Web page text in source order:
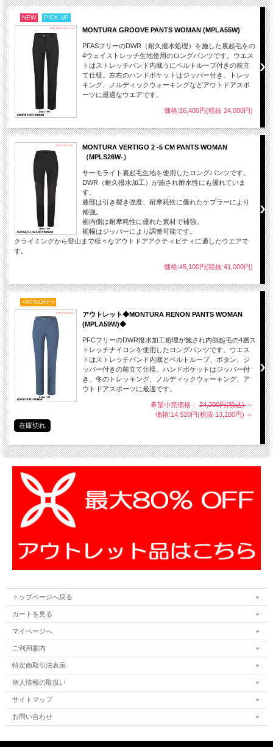
NEW PICK UP
MONTURA GROOVE PANTS WOMAN (MPLA55W)
PFASフリーのDWR（耐久撥水処理）を施した裏起毛をの
4ウェイストレッチ生地使用のロングパンツです。ウエス
トはストレッチバンド内蔵うにベルトループ付きの前立
て仕様。左右のハンドポケットはジッパー付き。トレッ
キング、ノルディックウォーキングなどアウトドアスポ
ーツに最適なウエアです。
価格:26,400円(税抜 24,000円)
MONTURA VERTIGO 2 -5 CM PANTS WOMAN
（MPLS26W-）
サーモライト裏起毛生地を使用したロングパンツです。
DWR（耐久撥水加工）が施され耐水性にも優れていま
す。
膝部は引き裂き強度、耐摩耗性に優れたケブラーにより
補強。
裾内側は耐摩耗性に優れた素材で補強。
裾幅はジッパーにより調整可能です。
クライミングから登山まで様々なアウトドアアクティビティに適したウエアで
す。
価格:45,100円(税抜 41,000円)
<40%OFF>
アウトレット◆MONTURA RENON PANTS WOMAN
(MPLA59W)◆
PFCフリーのDWR撥水加工処理が施され内側起毛の4層ス
トレッチナイロンを使用したロングパンツです。ウエス
トはストレッチバンド内蔵とベルトループ、ボタン、ジ
ッパー付きの前立て仕様。ハンドポケットはジッパー付
き。冬のトレッキング、ノルディックウォーキング、ア
ウトドアスポーツに最適です。
希望小売価格： 24,200円(税込)～
価格:14,520円(税抜 13,200円) ～
在庫切れ
トップページへ戻る
カートを見る
マイページへ
ご利用案内
特定商取引法表示
個人情報の取扱い
サイトマップ
お問い合わせ